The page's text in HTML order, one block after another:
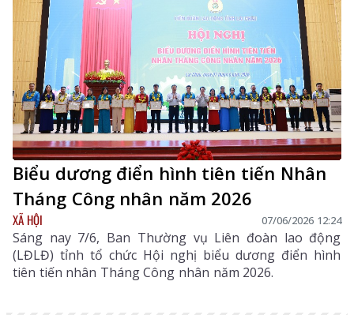
Biểu dương điển hình tiên tiến Nhân
Tháng Công nhân năm 2026
XÃ HỘI 07/06/2026 12:24
Sáng nay 7/6, Ban Thường vụ Liên đoàn lao động
(LĐLĐ) tỉnh tổ chức Hội nghị biểu dương điển hình
tiên tiến nhân Tháng Công nhân năm 2026.